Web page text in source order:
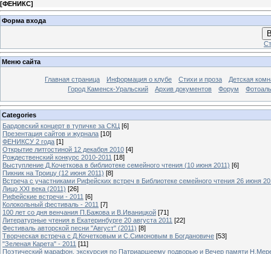
[ФЕНИКС]
Форма входа
Меню сайта
Главная страница Информация о клубе Стихи и проза
Детская
Город Каменск-Уральский
Архив документов Форум
Categories
Бардовский концерт в тупичке за СКЦ [6]
Презентация сайтов и журнала [10]
ФЕНИКСУ 2 года [1]
Открытие литгостиной 12 декабря 2010 [4]
Рождественский конкурс 2010-2011 [18]
Выступление Д.Кочеткова в библиотеке семейного чтения (10 июня 2011) [6]
Пикник на Троицу (12 июня 2011) [8]
Встреча с участниками Рифейских встреч в Библиотеке семейного чтения 26 июня
Лицо XXI века (2011) [26]
Рифейские встречи - 2011 [6]
Колокольный фестиваль - 2011 [7]
100 лет со дня венчания П.Бажова и В.Иваницкой [71]
Литературные чтения в Екатеринбурге 20 августа 2011 [22]
Фестиваль авторской песни "Август" (2011) [8]
Творческая встреча с Д.Кочетковым и С.Симоновым в Богдановиче [53]
"Зеленая Карета" - 2011 [11]
Поэтический марафон, экскурсия по Патриаршеему подворью и Вечер памяти